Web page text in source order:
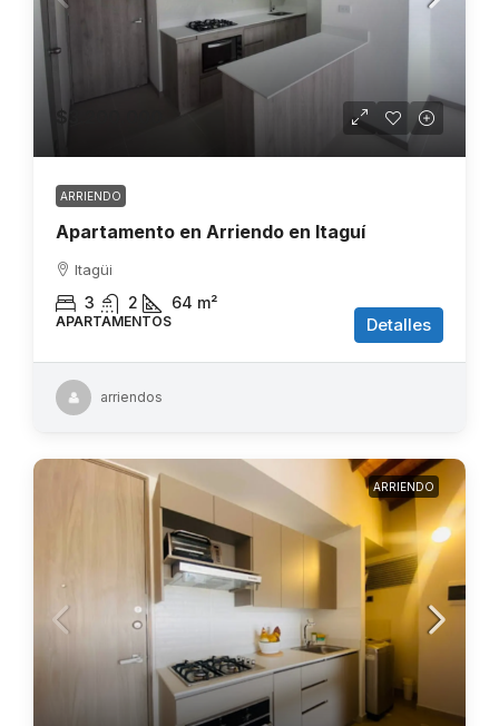
$3.200.000
ARRIENDO
Apartamento en Arriendo en Itaguí
Itagüi
3 2 64 m²
APARTAMENTOS Detalles
arriendos
ARRIENDO